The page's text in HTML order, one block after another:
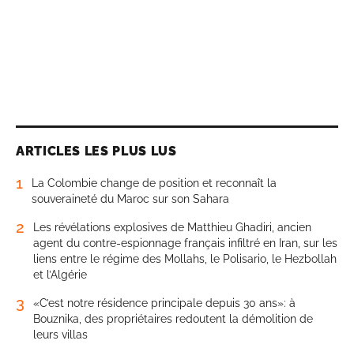
ARTICLES LES PLUS LUS
1
La Colombie change de position et reconnaît la
souveraineté du Maroc sur son Sahara
2
Les révélations explosives de Matthieu Ghadiri, ancien
agent du contre-espionnage français infiltré en Iran, sur les
liens entre le régime des Mollahs, le Polisario, le Hezbollah
et l’Algérie
3
«C’est notre résidence principale depuis 30 ans»: à
Bouznika, des propriétaires redoutent la démolition de
leurs villas